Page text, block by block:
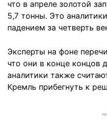
что в апреле золотой
5,7 тонны. Это
падением за четверть
Эксперты на фоне
что они в конце концов
аналитики также
Кремль прибегнуть к